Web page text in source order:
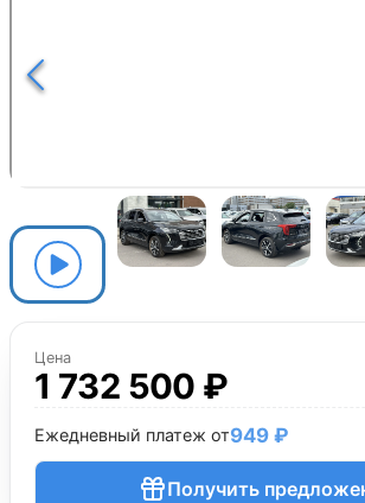
Цена
1 732 500 ₽
Ежедневный платеж от949 ₽
Получить